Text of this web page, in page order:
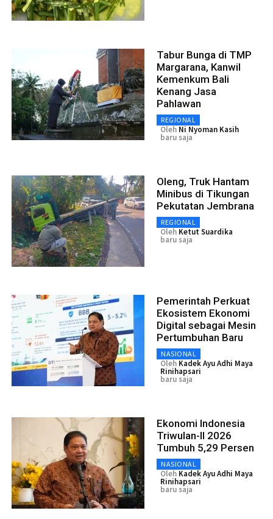
Tabur Bunga di TMP
Margarana, Kanwil
Kemenkum Bali
Kenang Jasa
Pahlawan
REGIONAL
Oleh Ni Nyoman Kasih
baru saja
Oleng, Truk Hantam
Minibus di Tikungan
Pekutatan Jembrana
REGIONAL
Oleh Ketut Suardika
baru saja
Pemerintah Perkuat
Ekosistem Ekonomi
Digital sebagai Mesin
Pertumbuhan Baru
NASIONAL
Oleh Kadek Ayu Adhi Maya
Rinihapsari
baru saja
Ekonomi Indonesia
Triwulan-II 2026
Tumbuh 5,29 Persen
NASIONAL
Oleh Kadek Ayu Adhi Maya
Rinihapsari
baru saja